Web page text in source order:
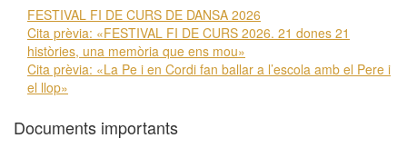
FESTIVAL FI DE CURS DE DANSA 2026
Cita prèvia: «FESTIVAL FI DE CURS 2026. 21 dones 21
històries, una memòria que ens mou»
Cita prèvia: «La Pe i en Cordi fan ballar a l’escola amb el Pere i
el llop»
Documents importants